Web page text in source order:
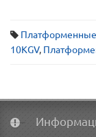
Платформенные
10KGV,